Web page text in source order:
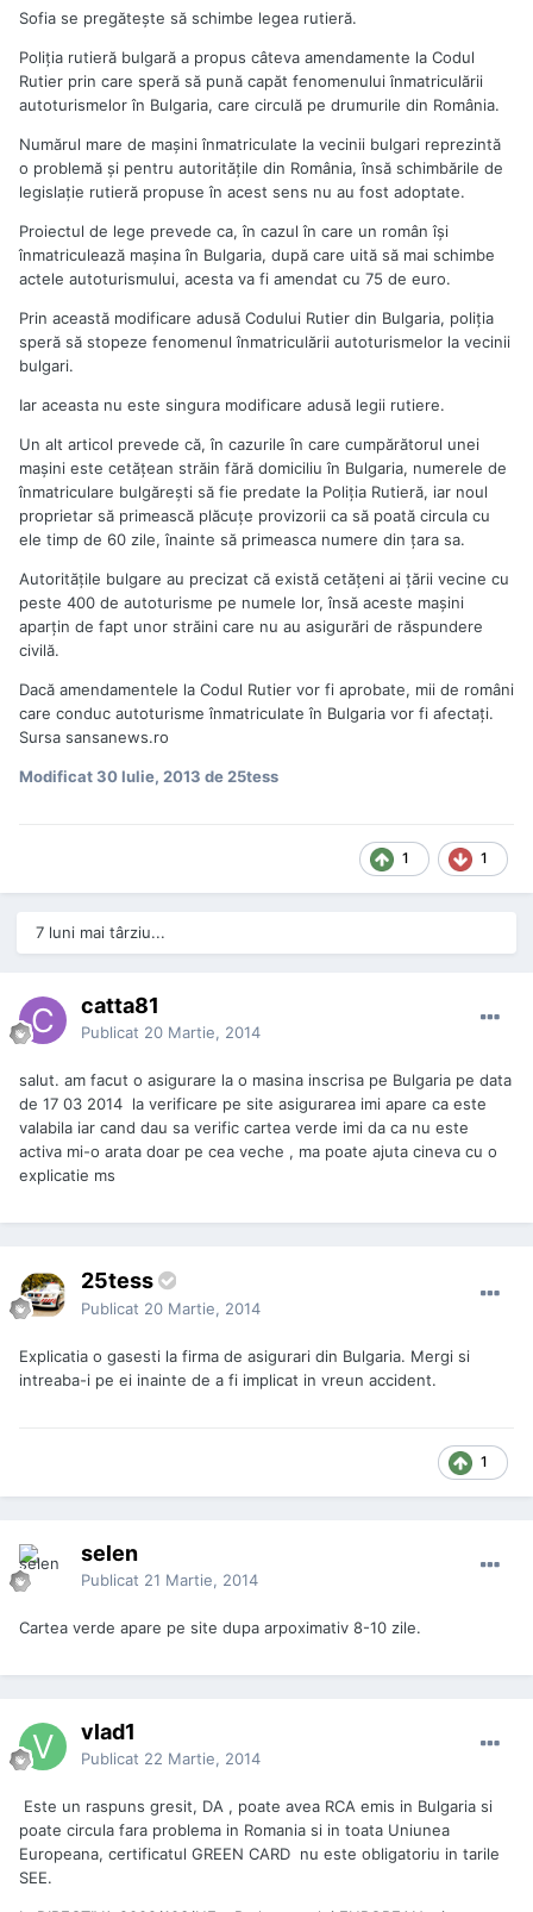
Sofia se pregăteşte să schimbe legea rutieră.
Poliţia rutieră bulgară a propus câteva amendamente la Codul
Rutier prin care speră să pună capăt fenomenului înmatriculării
autoturismelor în Bulgaria, care circulă pe drumurile din România.
Numărul mare de maşini înmatriculate la vecinii bulgari reprezintă
o problemă şi pentru autorităţile din România, însă schimbările de
legislaţie rutieră propuse în acest sens nu au fost adoptate.
Proiectul de lege prevede ca, în cazul în care un român îşi
înmatriculează maşina în Bulgaria, după care uită să mai schimbe
actele autoturismului, acesta va fi amendat cu 75 de euro.
Prin această modificare adusă Codului Rutier din Bulgaria, poliţia
speră să stopeze fenomenul înmatriculării autoturismelor la vecinii
bulgari.
Iar aceasta nu este singura modificare adusă legii rutiere.
Un alt articol prevede că, în cazurile în care cumpărătorul unei
maşini este cetăţean străin fără domiciliu în Bulgaria, numerele de
înmatriculare bulgăreşti să fie predate la Poliţia Rutieră, iar noul
proprietar să primească plăcuţe provizorii ca să poată circula cu
ele timp de 60 zile, înainte să primeasca numere din ţara sa.
Autorităţile bulgare au precizat că există cetăţeni ai ţării vecine cu
peste 400 de autoturisme pe numele lor, însă aceste maşini
aparţin de fapt unor străini care nu au asigurări de răspundere
civilă.
Dacă amendamentele la Codul Rutier vor fi aprobate, mii de români
care conduc autoturisme înmatriculate în Bulgaria vor fi afectaţi.
Sursa sansanews.ro
Modificat30 Iulie, 2013 de 25tess
1 1
7 luni mai târziu...
catta81
Publicat 20 Martie, 2014
salut. am facut o asigurare la o masina inscrisa pe Bulgaria pe data
de 17 03 2014 la verificare pe site asigurarea imi apare ca este
valabila iar cand dau sa verific cartea verde imi da ca nu este
activa mi-o arata doar pe cea veche , ma poate ajuta cineva cu o
explicatie ms
25tess
Publicat 20 Martie, 2014
Explicatia o gasesti la firma de asigurari din Bulgaria. Mergi si
intreaba-i pe ei inainte de a fi implicat in vreun accident.
1
selen
Publicat 21 Martie, 2014
Cartea verde apare pe site dupa arpoximativ 8-10 zile.
vlad1
Publicat 22 Martie, 2014
Este un raspuns gresit, DA , poate avea RCA emis in Bulgaria si
poate circula fara problema in Romania si in toata Uniunea
Europeana, certificatul GREEN CARD nu este obligatoriu in tarile
SEE.